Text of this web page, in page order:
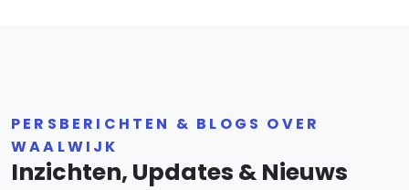
PERSBERICHTEN & BLOGS OVER
WAALWIJK
Inzichten, Updates & Nieuws